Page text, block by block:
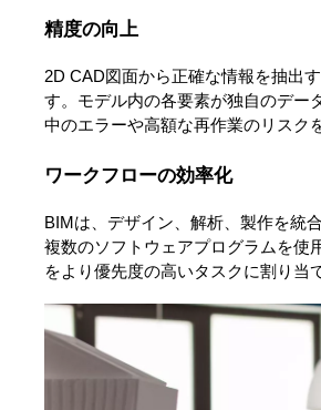
精度の向上
2D CAD図面から正確な情報を抽出
す。モデル内の各要素が独自のデー
中のエラーや高額な再作業のリスク
ワークフローの効率化
BIMは、デザイン、解析、製作を統
複数のソフトウェアプログラムを使
をより優先度の高いタスクに割り当